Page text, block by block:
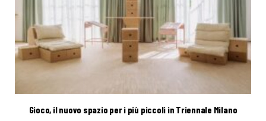
Gioco, il nuovo spazio per i più piccoli in Triennale Milano